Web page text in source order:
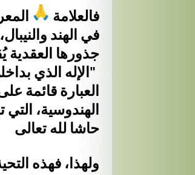
فالعلامة
في الهند
جذورها العقدية
"الإله الذي
العبارة قائمة
الهندوسية،
حاشا لله تعالى
ولهذا، فهذه